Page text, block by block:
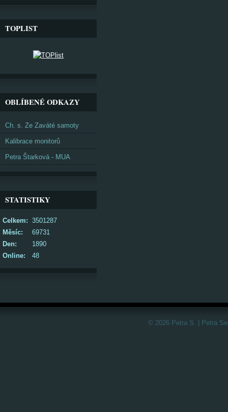
TOPLIST
OBLÍBENÉ ODKAZY
Ch. s. Ze Zaváté samoty
Kalibrace monitorů
Petra Štarková - MUA
STATISTIKY
Online: 48
Celkem: 3501287
Měsíc:
69731
Den:
1890
© 2026 Petra S. | Petra